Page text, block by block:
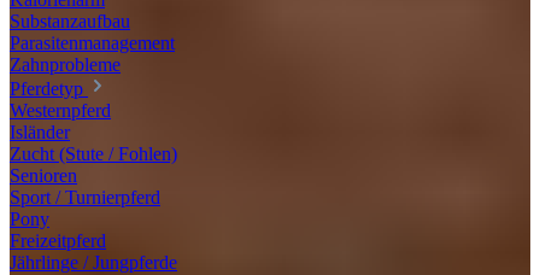
Substanzaufbau
Parasitenmanagement
Zahnprobleme
Pferdetyp
Westernpferd
Isländer
Zucht (Stute / Fohlen)
Senioren
Sport / Turnierpferd
Pony
Freizeitpferd
Jährlinge / Jungpferde